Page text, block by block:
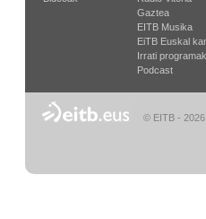
Gaztea
EITB Musika
EiTB Euskal
Irrati programak
Podcast
© EITB - 2026